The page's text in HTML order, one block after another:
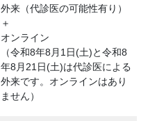
外来（代診医の可能性有り）
＋
オンライン
（令和8年8月1日(土)と令和8
年8月21日(土)は代診医による
外来です。オンラインはあり
ません）